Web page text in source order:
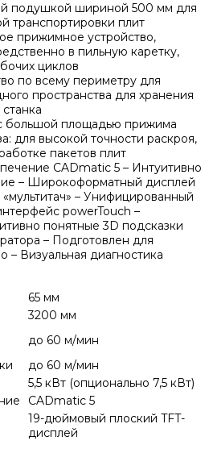
подушкой шириной 500 мм для
транспортировки плит
прижимное устройство,
в пильную каретку,
циклов
по всему периметру для
пространства для хранения
большой площадью прижима
для высокой точности раскроя,
пакетов плит
CADmatic 5 – Интуитивно
– Широкоформатный дисплей
– Унифицированный
powerTouch –
понятные 3D подсказки
– Подготовлен для
– Визуальная диагностика
65 мм
3200 мм
до 60 м/мин
до 60 м/мин
5,5 кВт (опционально 7,5 кВт)
CADmatic 5
19-дюймовый плоский TFT-
дисплей